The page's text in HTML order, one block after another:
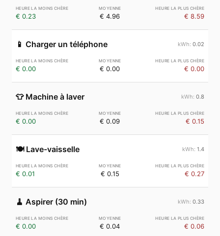
€ 0.23 € 4.96 € 8.59
📱 Charger un téléphone 0.02
€ 0.00 € 0.00 € 0.00
👕 Machine à laver 0.8
€ 0.00 € 0.09 € 0.15
🍽️ Lave-vaisselle 1.4
€ 0.01 € 0.15 € 0.27
🧹 Aspirer (30 min) 0.33
€ 0.00 € 0.04 € 0.06